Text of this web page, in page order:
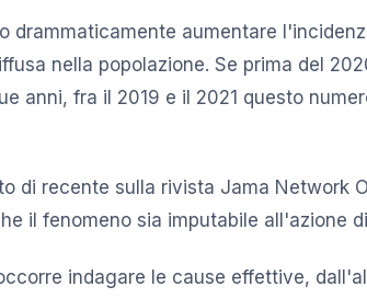
drammaticamente aumentare
nella popolazione. Se prima del
anni, fra il 2019 e il 2021 questo
di recente sulla rivista Jama Network
il fenomeno sia imputabile all'azione
indagare le cause effettive,